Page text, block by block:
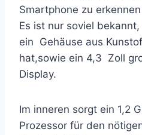
Smartphone zu
Es ist nur soviel
ein Gehäuse aus
hat,sowie ein 4,3 Zoll
Display.
Im inneren sorgt ein 1,2
Prozessor für den